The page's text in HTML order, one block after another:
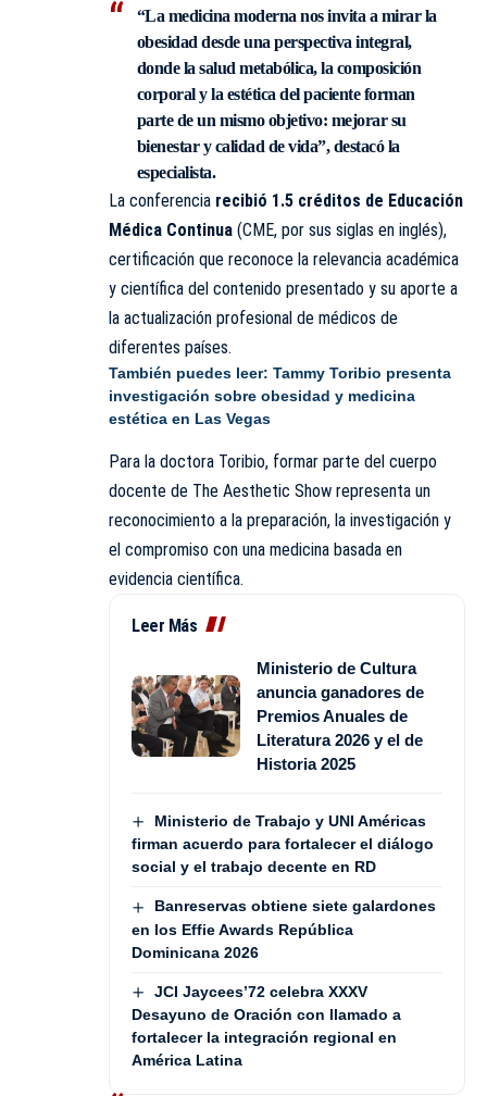
“La medicina moderna nos invita a mirar la
obesidad desde una perspectiva integral,
donde la salud metabólica, la composición
corporal y la estética del paciente forman
parte de un mismo objetivo: mejorar su
bienestar y calidad de vida”, destacó la
especialista.
La conferencia recibió 1.5 créditos de Educación
Médica Continua (CME, por sus siglas en inglés),
certificación que reconoce la relevancia académica
y científica del contenido presentado y su aporte a
la actualización profesional de médicos de
diferentes países.
También puedes leer: Tammy Toribio presenta
investigación sobre obesidad y medicina
estética en Las Vegas
Para la doctora Toribio, formar parte del cuerpo
docente de The Aesthetic Show representa un
reconocimiento a la preparación, la investigación y
el compromiso con una medicina basada en
evidencia científica.
Leer Más
Ministerio de Cultura
anuncia ganadores de
Premios Anuales de
Literatura 2026 y el de
Historia 2025
Ministerio de Trabajo y UNI Américas
firman acuerdo para fortalecer el diálogo
social y el trabajo decente en RD
Banreservas obtiene siete galardones
en los Effie Awards República
Dominicana 2026
JCI Jaycees’72 celebra XXXV
Desayuno de Oración con llamado a
fortalecer la integración regional en
América Latina